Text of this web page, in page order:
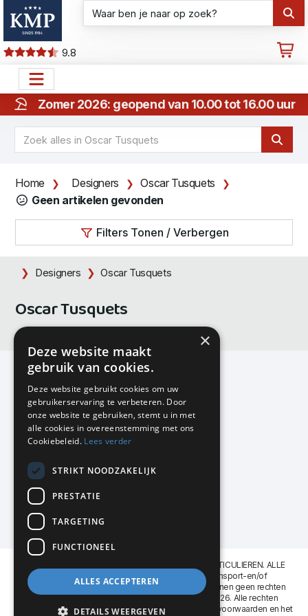
9.8
Zomer 2026: geopend van 10.00 tot 16.00 uur
Home Designers
Oscar Tusquets
Geen artikelen gevonden
Filters Tonen / Verbergen
Designers Oscar Tusquets
Oscar Tusquets
KMP Kantoormeubilair
Airport Business Park
Frankfurtstraat 29-31
1175 RH Lijnden
020-617 01 26
info@kmpkantoormeubilair.nl
Facebook
Instagram
KMP Kantoormeubilair levert aan BEDRIJVEN en PARTICULIEREN. ALLE
GENOEMDE PRIJZEN ZIJN EXCL. 21% B.T.W. Transport-en/of
Montagekosten op aanvraag. Aan deze website kunnen geen rechten
worden ontleend. KMP Kantoormeubilair VOF © 2026. Alle rechten
voorbehouden. Lees voor gebruik graag de
leveringsvoorwaarden en het
×
Deze website maakt
gebruik van cookies.
Deze website gebruikt cookies om uw
gebruikerservaring te verbeteren. Door
onze website te gebruiken, stemt u in met
alle cookies in overeenstemming met ons
Cookiebeleid. Lees verder
STRIKT NOODZAKELIJK
PRESTATIE
TARGETING
FUNCTIONEEL
ALLES ACCEPTEREN
DETAILS WEERGEVEN